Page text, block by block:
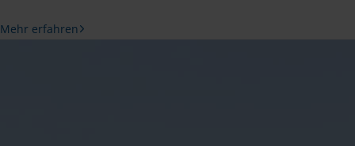
Mehr erfahren